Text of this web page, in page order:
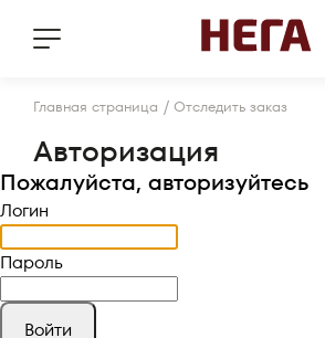
Главная страница / Отследить заказ
Авторизация
Пожалуйста, авторизуйтесь
Логин
Пароль